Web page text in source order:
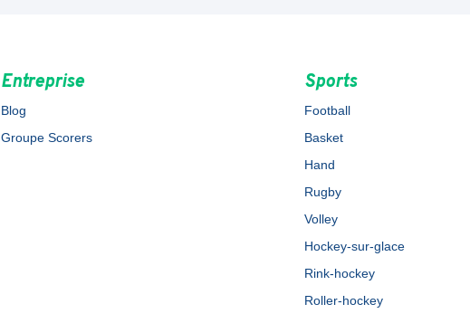
Entreprise
Blog
Groupe Scorers
Sports
Football
Basket
Hand
Rugby
Volley
Hockey-sur-glace
Rink-hockey
Roller-hockey